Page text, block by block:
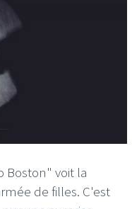
Boston" voit la
de filles. C'est